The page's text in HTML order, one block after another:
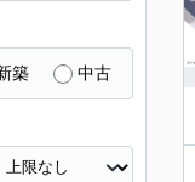
築 中古